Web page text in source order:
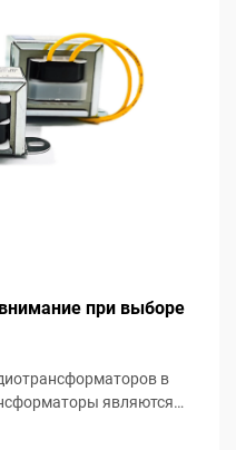
при выборе
в
являются